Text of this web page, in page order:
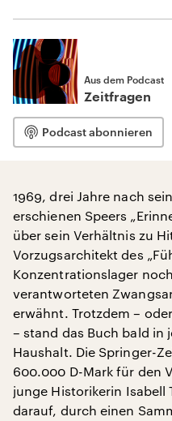
Aus dem Podcast
Zeitfragen
Podcast abonnieren
1969, drei Jahre nach
erschienen Speers
über sein Verhältnis zu
Vorzugsarchitekt des
Konzentrationslager
verantworteten
erwähnt. Trotzdem –
– stand das Buch bald in
Haushalt. Die Springer-
600.000 D-Mark für den
junge Historikerin Isabell
darauf, durch einen